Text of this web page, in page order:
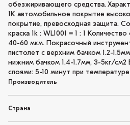
обезжиривающего средства.
1K автомобильное покрытие
покрытие, превосходная защита.
краска 1k : WL1001 = 1 : 1
40-60 мкм. Покрасочный
пистолет с верхним бачком 1.2-
нижним бачком 1.4-1.7мм, 3-5кг/
слоями: 5-10 минут при температуре
Производитель
Страна